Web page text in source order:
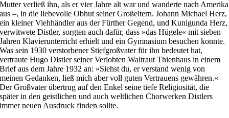
Mutter verließ ihn, als er vier Jahre alt war und wanderte nach Amerika
aus –, in die liebevolle Obhut seiner Großeltern. Johann Michael Herz,
ein kleiner Viehhändler aus der Fürther Gegend, und Kunigunda Herz,
verwitwete Distler, sorgten auch dafür, dass »das Hügele« mit sieben
Jahren Klavierunterricht erhielt und ein Gymnasium besuchen konnte.
Was sein 1930 verstorbener Stiefgroßvater für ihn bedeutet hat,
vertraute Hugo Distler seiner Verlobten Waltraut Thienhaus in einem
Brief aus dem Jahre 1932 an: »Siehst du, er verstand wenig von
meinen Gedanken, ließ mich aber voll guten Vertrauens gewähren.«
Der Großvater übertrug auf den Enkel seine tiefe Religiosität, die
später in den geistlichen und auch weltlichen Chorwerken Distlers
immer neuen Ausdruck finden sollte.